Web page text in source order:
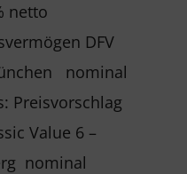
netto
DFV
nominal
Preisvorschlag
Value 6 –
nominal